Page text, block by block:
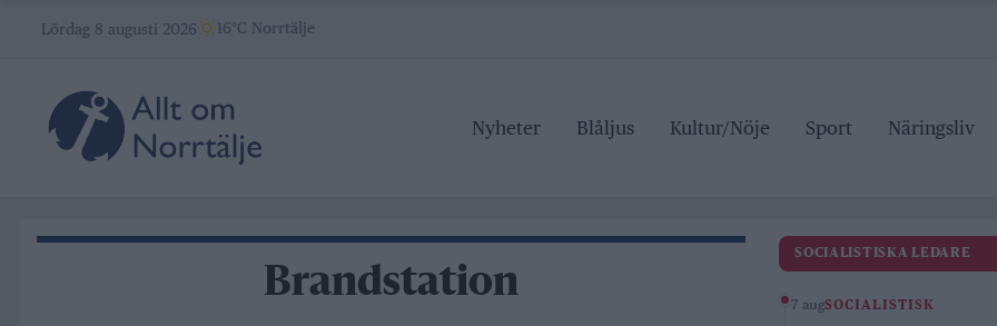
Lördag 8 augusti 2026 16°C Norrtälje
Nyheter Blåljus Kultur/Nöje Sport Näringsliv
Brandstation
SOCIALISTISKA LEDARE
7 augSOCIALISTISK